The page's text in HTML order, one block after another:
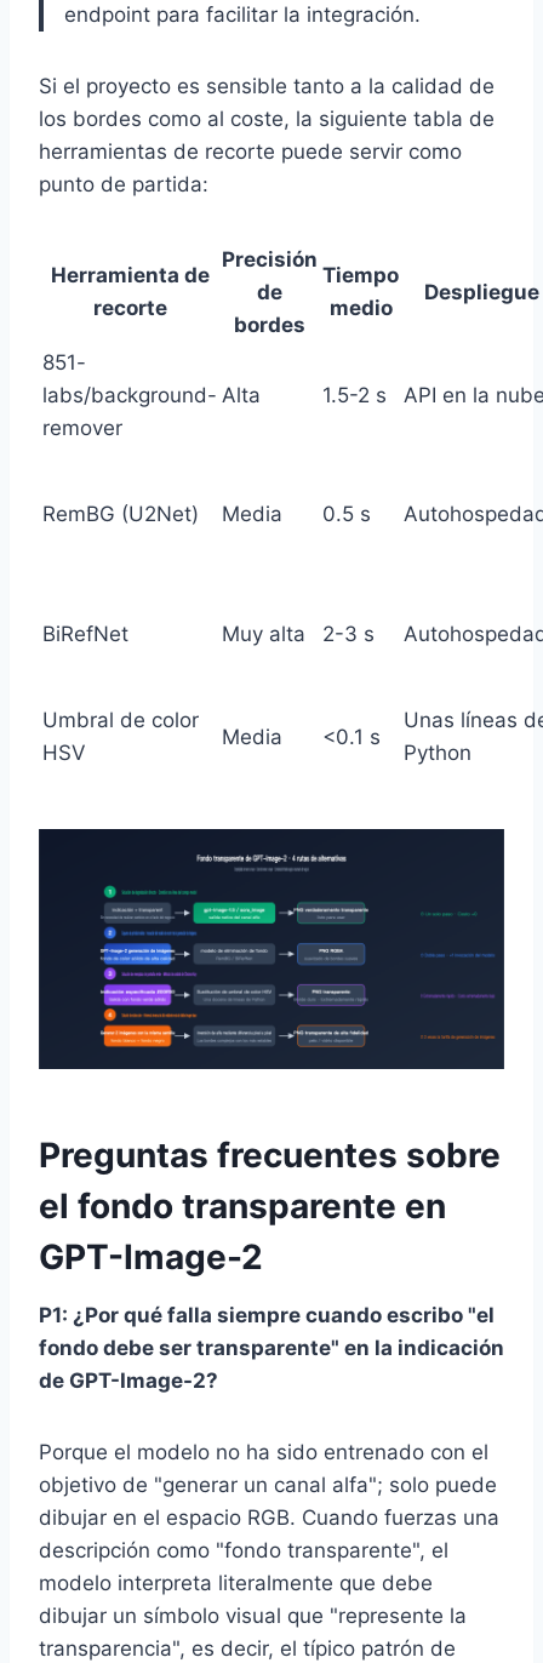
endpoint para facilitar la integración.
Si el proyecto es sensible tanto a la calidad de
los bordes como al coste, la siguiente tabla de
herramientas de recorte puede servir como
punto de partida:
Herramienta de
recorte
Precisión
de
bordes
Tiempo
medio
Despliegue
851-
labs/background-
remover
Alta 1.5-2 s API en la
RemBG (U2Net) Media 0.5 s
BiRefNet Muy alta 2-3 s
Umbral de color
HSV
Media <0.1 s
Unas líneas
Python
Preguntas frecuentes sobre
el fondo transparente en
GPT-Image-2
P1: ¿Por qué falla siempre cuando escribo "el
fondo debe ser transparente" en la indicación
de GPT-Image-2?
Porque el modelo no ha sido entrenado con el
objetivo de "generar un canal alfa"; solo puede
dibujar en el espacio RGB. Cuando fuerzas una
descripción como "fondo transparente", el
modelo interpreta literalmente que debe
dibujar un símbolo visual que "represente la
transparencia", es decir, el típico patrón de